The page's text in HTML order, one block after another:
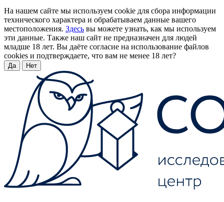
На нашем сайте мы используем cookie для сбора информации
технического характера и обрабатываем данные вашего
местоположения. Здесь вы можете узнать, как мы используем
эти данные. Также наш сайт не предназначен для людей
младше 18 лет. Вы даёте согласие на использование файлов
cookies и подтверждаете, что вам не менее 18 лет?
Да Нет